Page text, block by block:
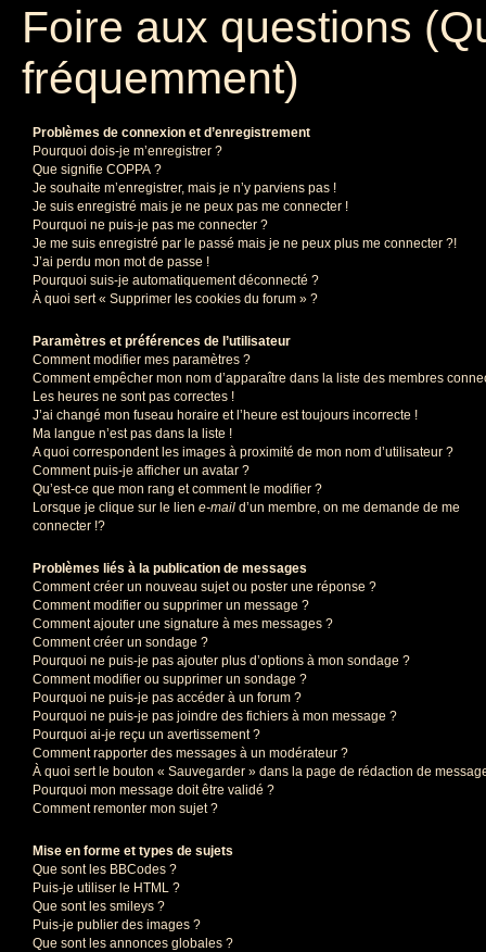
Foire aux questions
fréquemment)
Problèmes de connexion et d’enregistrement
Pourquoi dois-je m’enregistrer ?
Que signifie COPPA ?
Je souhaite m’enregistrer, mais je n’y parviens pas !
Je suis enregistré mais je ne peux pas me connecter !
Pourquoi ne puis-je pas me connecter ?
Je me suis enregistré par le passé mais je ne peux plus me connecter ?!
J’ai perdu mon mot de passe !
Pourquoi suis-je automatiquement déconnecté ?
À quoi sert « Supprimer les cookies du forum » ?
Paramètres et préférences de l’utilisateur
Comment modifier mes paramètres ?
Comment empêcher mon nom d’apparaître dans la liste des membres
Les heures ne sont pas correctes !
J’ai changé mon fuseau horaire et l’heure est toujours incorrecte !
Ma langue n’est pas dans la liste !
A quoi correspondent les images à proximité de mon nom d’utilisateur ?
Comment puis-je afficher un avatar ?
Qu’est-ce que mon rang et comment le modifier ?
Lorsque je clique sur le lien e-mail d’un membre, on me demande de me
connecter !?
Problèmes liés à la publication de messages
Comment créer un nouveau sujet ou poster une réponse ?
Comment modifier ou supprimer un message ?
Comment ajouter une signature à mes messages ?
Comment créer un sondage ?
Pourquoi ne puis-je pas ajouter plus d’options à mon sondage ?
Comment modifier ou supprimer un sondage ?
Pourquoi ne puis-je pas accéder à un forum ?
Pourquoi ne puis-je pas joindre des fichiers à mon message ?
Pourquoi ai-je reçu un avertissement ?
Comment rapporter des messages à un modérateur ?
À quoi sert le bouton « Sauvegarder » dans la page de rédaction de
Pourquoi mon message doit être validé ?
Comment remonter mon sujet ?
Mise en forme et types de sujets
Que sont les BBCodes ?
Puis-je utiliser le HTML ?
Que sont les smileys ?
Puis-je publier des images ?
Que sont les annonces globales ?